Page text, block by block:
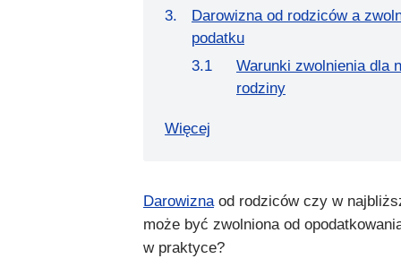
Darowizna od rodziców a
podatku
Warunki zwolnienia dla
rodziny
Więcej
Darowiznaod rodziców czy w
może być zwolniona od
w praktyce?